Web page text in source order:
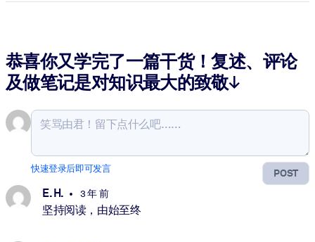
恭喜你又学完了一篇干货！复述、评论
及做笔记是对知识最大的致敬↓
POST
快速登录后即可发言
E. H. 3 年 前
坚持阅读，由始至终